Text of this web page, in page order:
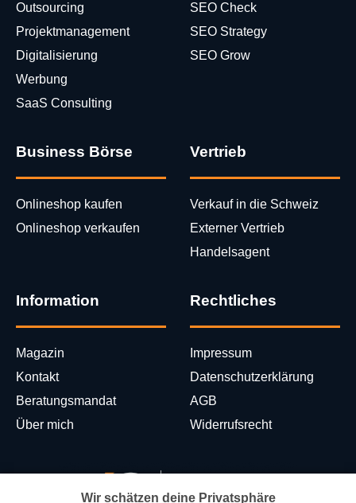
Outsourcing
Projektmanagement
Digitalisierung
Werbung
SaaS Consulting
SEO Check
SEO Strategy
SEO Grow
Business Börse
Onlineshop kaufen
Onlineshop verkaufen
Vertrieb
Verkauf in die Schweiz
Externer Vertrieb
Handelsagent
Information
Magazin
Kontakt
Beratungsmandat
Über mich
Rechtliches
Impressum
Datenschutzerklärung
AGB
Widerrufsrecht
Wir schätzen deine Privatsphäre